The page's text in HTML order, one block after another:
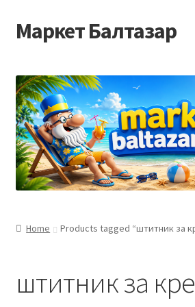
Skip
to
Skip
to
Маркет Балтазар
Checkout
Homepage
Privacy Policy
Корисничка подршка
Home Products tagged “штитник за
штитник за